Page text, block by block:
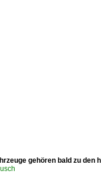
gehören bald zu